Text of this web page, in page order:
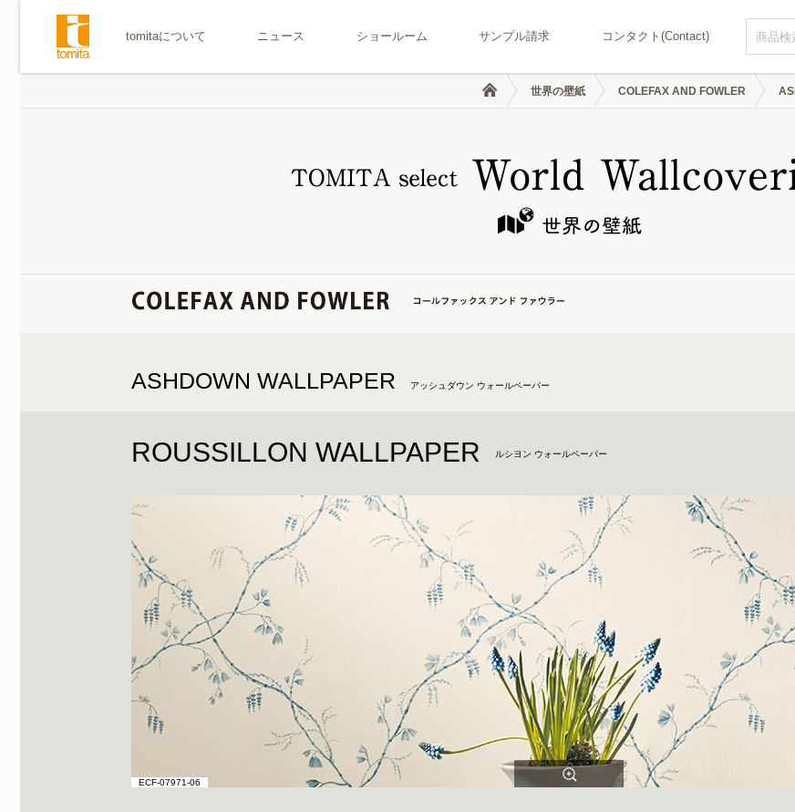
tomitaについて ニュース ショールーム サンプル請求 コンタクト(Contact)
世界の壁紙 COLEFAX AND FOWLER
ASHDOWN WALLPAPER アッシュダウン ウォールペーパー
ROUSSILLON WALLPAPER ルシヨン ウォールペーパー
ECF-07971-06